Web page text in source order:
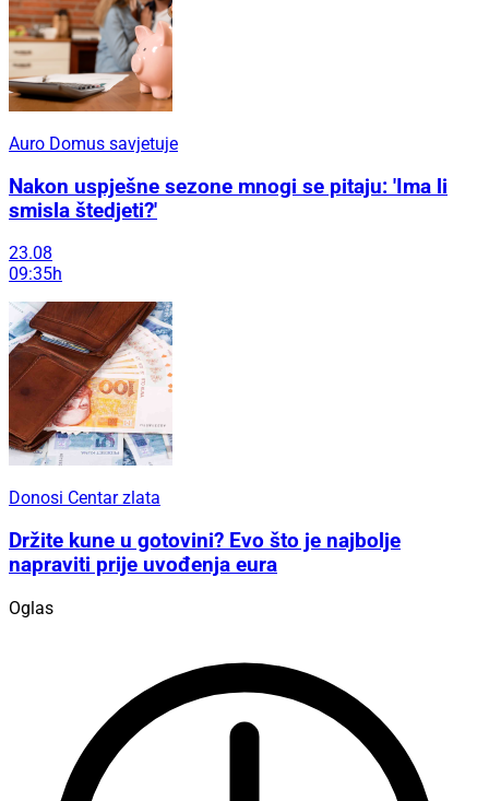
Auro Domus savjetuje
Nakon uspješne sezone mnogi se pitaju: 'Ima li
smisla štedjeti?'
23.08
09:35h
Donosi Centar zlata
Držite kune u gotovini? Evo što je najbolje
napraviti prije uvođenja eura
Oglas